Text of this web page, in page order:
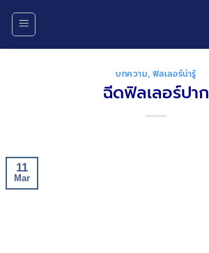
บทความ ฟิลเลอร์น่ารู้
ฉีดฟิลเลอร์ปาก
11
Mar